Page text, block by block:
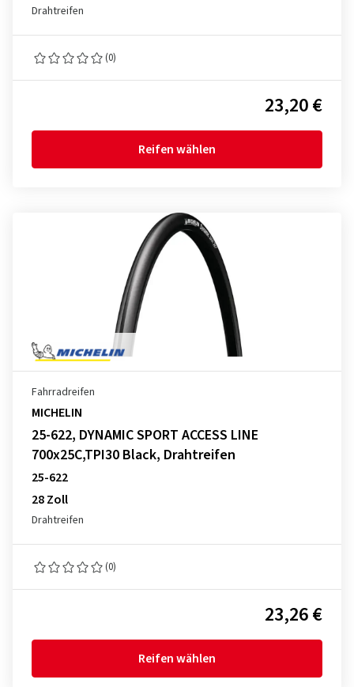
Drahtreifen
(0)
23,20 €
Reifen wählen
Fahrradreifen
MICHELIN
25-622, DYNAMIC SPORT ACCESS LINE
700x25C,TPI30 Black, Drahtreifen
25-622
28 Zoll
Drahtreifen
(0)
23,26 €
Reifen wählen